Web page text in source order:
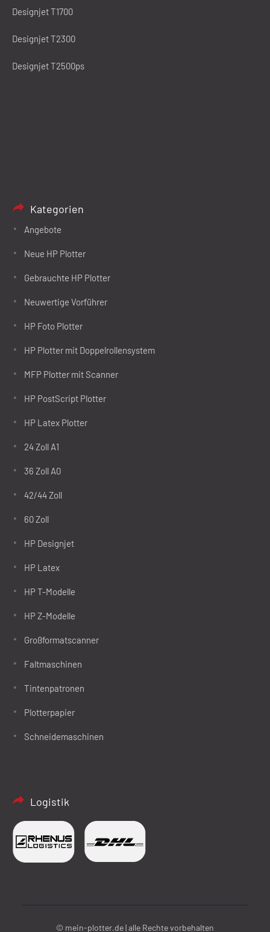
Designjet T1700
Designjet T2300
Designjet T2500ps
Kategorien
Angebote
Neue HP Plotter
Gebrauchte HP Plotter
Neuwertige Vorführer
HP Foto Plotter
HP Plotter mit Doppelrollensystem
MFP Plotter mit Scanner
HP PostScript Plotter
HP Latex Plotter
24 Zoll A1
36 Zoll A0
42/44 Zoll
60 Zoll
HP Designjet
HP Latex
HP T-Modelle
HP Z-Modelle
Großformatscanner
Faltmaschinen
Tintenpatronen
Plotterpapier
Schneidemaschinen
Logistik
© mein-plotter.de | alle Rechte vorbehalten